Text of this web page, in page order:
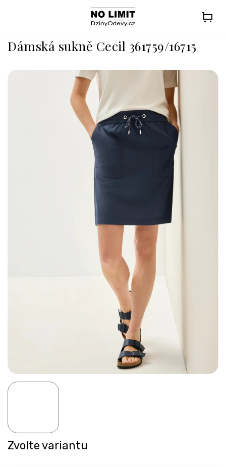
Dámská sukně Cecil 361759/16715
Zvolte variantu